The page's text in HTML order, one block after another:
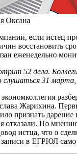
Оксана
если истец
восстановить
еженедельно
52 дела.
31 марта,
экономколлегия
Жарихина.
признать
отказали. По
истца, что о
в ЕГРЮЛ само